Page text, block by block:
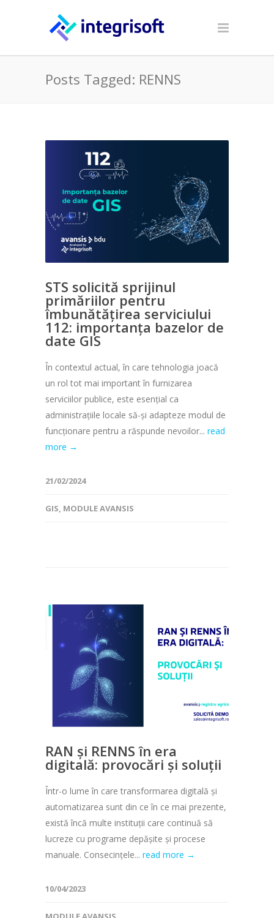
Posts Tagged: RENNS
STS solicită sprijinul
primăriilor pentru
îmbunătățirea serviciului
112: importanța bazelor de
date GIS
În contextul actual, în care tehnologia joacă
un rol tot mai important în furnizarea
serviciilor publice, este esențial ca
administrațiile locale să-și adapteze modul de
funcționare pentru a răspunde nevoilor... read
more →
21/02/2024
GIS, MODULE AVANSIS
RAN și RENNS în era
digitală: provocări și soluții
Într-o lume în care transformarea digitală și
automatizarea sunt din ce în ce mai prezente,
există încă multe instituții care continuă să
lucreze cu programe depășite și procese
manuale. Consecințele... read more →
10/04/2023